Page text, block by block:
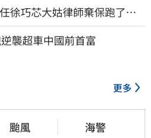
徐巧芯大姑律師棄保跑了…
襲超車中國前首富
更多
颱風 海警